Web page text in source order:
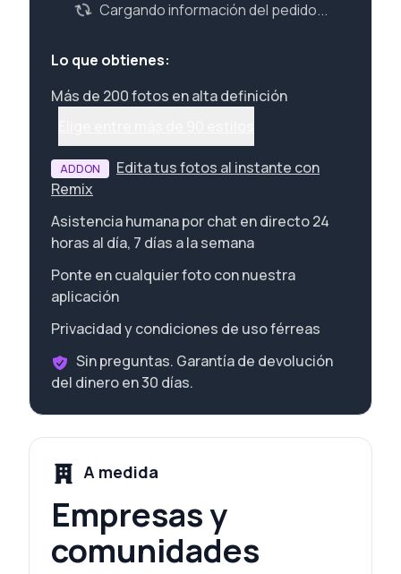
Cargando información del pedido...
Lo que obtienes:
Más de 200 fotos en alta definición
ADDON
Edita tus fotos al instante con
Remix
Asistencia humana por chat en directo 24
horas al día, 7 días a la semana
Ponte en cualquier foto con nuestra
aplicación
Privacidad y condiciones de uso férreas
Sin preguntas. Garantía de devolución
del dinero en 30 días.
A medida
Empresas y
comunidades